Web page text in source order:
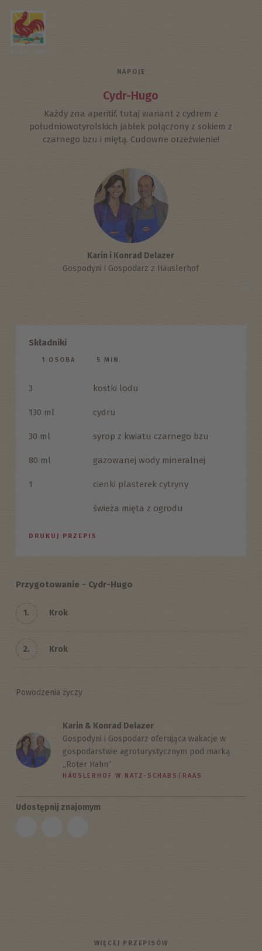
NAPOJE
Cydr-Hugo
Każdy zna aperitif, tutaj wariant z cydrem z
południowotyrolskich jabłek połączony z sokiem z
czarnego bzu i miętą. Cudowne orzeźwienie!
Karin i Konrad Delazer
Gospodyni i Gospodarz z Häuslerhof
Składniki
1 OSOBA 5 MIN.
3 kostki lodu
130 ml cydru
30 ml syrop z kwiatu czarnego bzu
80 ml gazowanej wody mineralnej
1 cienki plasterek cytryny
świeża mięta z ogrodu
DRUKUJ PRZEPIS
Przygotowanie - Cydr-Hugo
1. Krok
2. Krok
Powodzenia życzy
Karin & Konrad Delazer
Gospodyni i Gospodarz oferująca wakacje w
gospodarstwie agroturystycznym pod marką
„Roter Hahn”
HÄUSLERHOF W NATZ-SCHABS/RAAS
Udostępnij znajomym
WIĘCEJ PRZEPISÓW